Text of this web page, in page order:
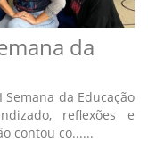
da
Semana da Educação
reflexões e
contou co......